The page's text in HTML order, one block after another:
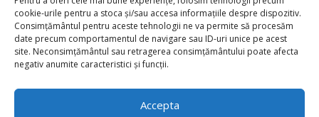
cookie-urile pentru a stoca și/sau accesa informațiile despre dispozitiv.
Consimțământul pentru aceste tehnologii ne va permite să procesăm
date precum comportamentul de navigare sau ID-uri unice pe acest
site. Neconsimțământul sau retragerea consimțământului poate afecta
negativ anumite caracteristici și funcții.
Accepta
Bucuresti
Activitati senzoriale creative pentru dezvoltarea
armonioasa a copiilor la Gradinita Don Castor Sector 2
Bucuresti